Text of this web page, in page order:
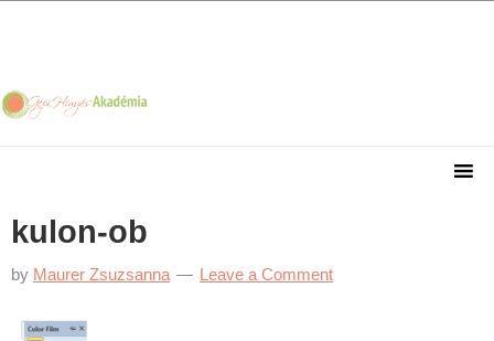
navigation
content
sidebar
kulon-ob
by Maurer Zsuzsanna Leave a Comment